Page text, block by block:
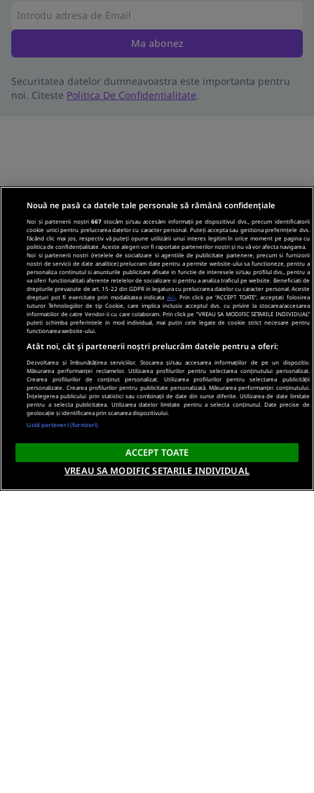
Ma abonez
Securitatea datelor dumneavoastra este importanta pentru
noi. Citeste Politica De Confidentialitate.
Nouă ne pasă ca datele tale personale să rămână confidențiale
Noi și partenerii noștri667 stocăm și/sau accesăm informații pe dispozitivul dvs., precum identificatorii
cookie unici pentru prelucrarea datelor cu caracter personal. Puteți accepta sau gestiona preferințele dvs.
făcând clic mai jos, respectiv vă puteți opune utilizării unui interes legitim în orice moment pe pagina cu
politica de confidențialitate. Aceste alegeri vor fi raportate partenerilor noștri și nu vă vor afecta navigarea.
Noi si partenerii nostri (retelele de socializare si agentiile de publicitate partenere, precum si furnizorii
nostri de servicii de date analitice) prelucram date pentru a permite website-ului sa functioneze, pentru a
personaliza continutul si anunturile publicitare afisate in functie de interesele si/sau profilul dvs., pentru a
va oferi functionalitati aferente retelelor de socializare si pentru a analiza traficul pe website. Beneficiati de
drepturile prevazute de art. 15-22 din GDPR in legatura cu prelucrarea datelor cu caracter personal. Aceste
drepturi pot fi exercitate prin modalitatea indicata aici . Prin click pe “ACCEPT TOATE”, acceptati folosirea
tuturor Tehnologiilor de tip Cookie, care implica inclusiv acceptul dvs. cu privire la stocarea/accesarea
informatiilor de catre Vendor-ii cu care colaboram. Prin click pe “VREAU SA MODIFIC SETARILE INDIVIDUAL”
puteti schimba preferintele in mod individual, mai putin cele legate de cookie strict necesare pentru
functionarea website-ului.
Atât noi, cât și partenerii noștri prelucrăm datele pentru a oferi:
Dezvoltarea și îmbunătățirea serviciilor. Stocarea și/sau accesarea informațiilor de pe un dispozitiv.
Măsurarea performanței reclamelor. Utilizarea profilurilor pentru selectarea conținutului personalizat.
Crearea profilurilor de conținut personalizat. Utilizarea profilurilor pentru selectarea publicității
personalizate. Crearea profilurilor pentru publicitate personalizată. Măsurarea performanței conținutului.
Înțelegerea publicului prin statistici sau combinații de date din surse diferite. Utilizarea de date limitate
pentru a selecta publicitatea. Utilizarea datelor limitate pentru a selecta conținutul. Date precise de
geolocație și identificarea prin scanarea dispozitivului.
Listă parteneri (furnizori)
ACCEPT TOATE
VREAU SA MODIFIC SETARILE INDIVIDUAL